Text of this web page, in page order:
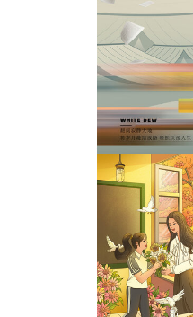
教师节海报